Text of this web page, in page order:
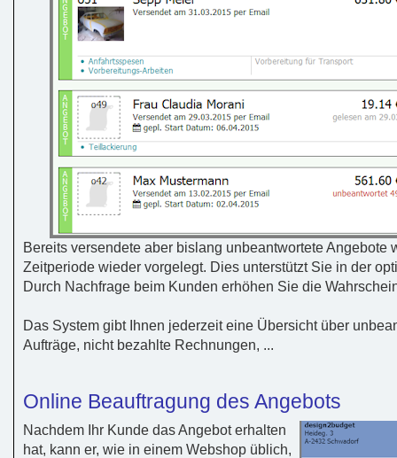
Bereits versendete aber bislang unbeantwortete Angebote
Zeitperiode wieder vorgelegt. Dies unterstützt Sie in der
Durch Nachfrage beim Kunden erhöhen Sie die
Das System gibt Ihnen jederzeit eine Übersicht über
Aufträge, nicht bezahlte Rechnungen, ...
Online Beauftragung des Angebots
Nachdem Ihr Kunde das Angebot erhalten
hat, kann er, wie in einem Webshop üblich,